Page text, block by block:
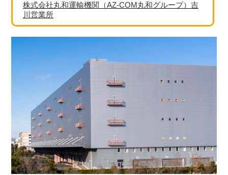
株式会社丸和運輸機関（AZ-COM丸和グループ）吉
川営業所